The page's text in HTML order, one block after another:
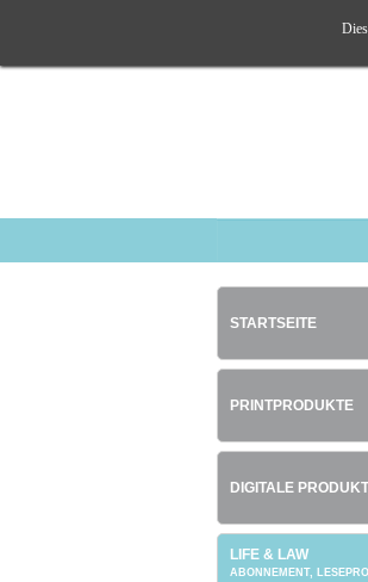
STARTSEITE
PRINTPRODUKTE
DIGITALE
LIFE & LAW
ABONNEMENT,